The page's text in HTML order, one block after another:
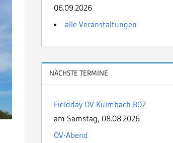
06.09.2026
alle Veranstaltungen
NÄCHSTE TERMINE
Fieldday OV Kulmbach B07
am Samstag, 08.08.2026
OV-Abend